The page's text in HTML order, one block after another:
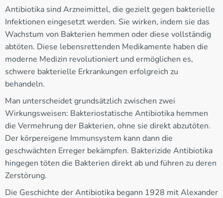
Antibiotika sind Arzneimittel, die gezielt gegen bakterielle
Infektionen eingesetzt werden. Sie wirken, indem sie das
Wachstum von Bakterien hemmen oder diese vollständig
abtöten. Diese lebensrettenden Medikamente haben die
moderne Medizin revolutioniert und ermöglichen es,
schwere bakterielle Erkrankungen erfolgreich zu
behandeln.
Man unterscheidet grundsätzlich zwischen zwei
Wirkungsweisen: Bakteriostatische Antibiotika hemmen
die Vermehrung der Bakterien, ohne sie direkt abzutöten.
Der körpereigene Immunsystem kann dann die
geschwächten Erreger bekämpfen. Bakterizide Antibiotika
hingegen töten die Bakterien direkt ab und führen zu deren
Zerstörung.
Die Geschichte der Antibiotika begann 1928 mit Alexander